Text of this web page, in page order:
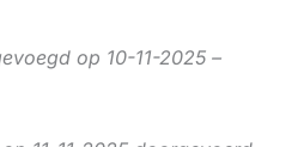
op 10-11-2025 –